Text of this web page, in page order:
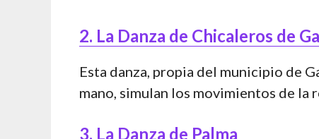
2. La Danza de Chicaleros de
Esta danza, propia del municipio de
mano, simulan los movimientos de
3. La Danza de Palma